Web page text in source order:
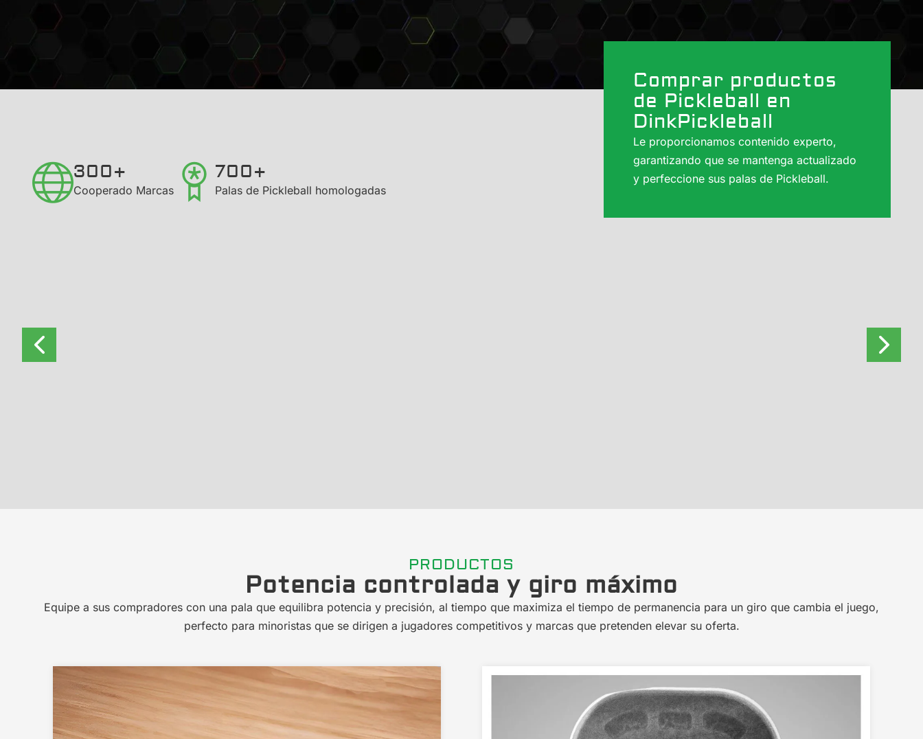
300+
Cooperado Marcas
700+
Palas de Pickleball homologadas
Comprar productos
de Pickleball en
DinkPickleball
Le proporcionamos contenido experto,
garantizando que se mantenga actualizado
y perfeccione sus palas de Pickleball.
PRODUCTOS
Potencia controlada y giro máximo
Equipe a sus compradores con una pala que equilibra potencia y precisión, al tiempo que maximiza el tiempo de permanencia para un giro que cambia el juego,
perfecto para minoristas que se dirigen a jugadores competitivos y marcas que pretenden elevar su oferta.